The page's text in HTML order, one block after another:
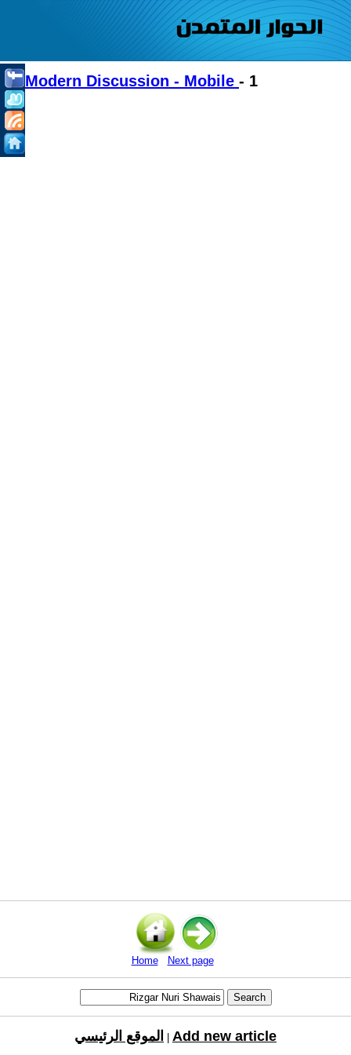
Modern Discussion - Mobile - 1
Home Next page
الموقع الرئيسي Add new article